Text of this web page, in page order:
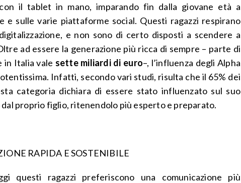
il tablet in mano, imparando fin dalla giovane età a
e sulle varie piattaforme social. Questi ragazzi respirano
e non sono di certo disposti a scendere a
ad essere la generazione più ricca di sempre – parte di
in Italia vale sette miliardi di euro–, l’influenza degli Alpha
Infatti, secondo vari studi, risulta che il 65% dei
categoria dichiara di essere stato influenzato sul suo
proprio figlio, ritenendolo più esperto e preparato.
RAPIDA E SOSTENIBILE
questi ragazzi preferiscono una comunicazione più